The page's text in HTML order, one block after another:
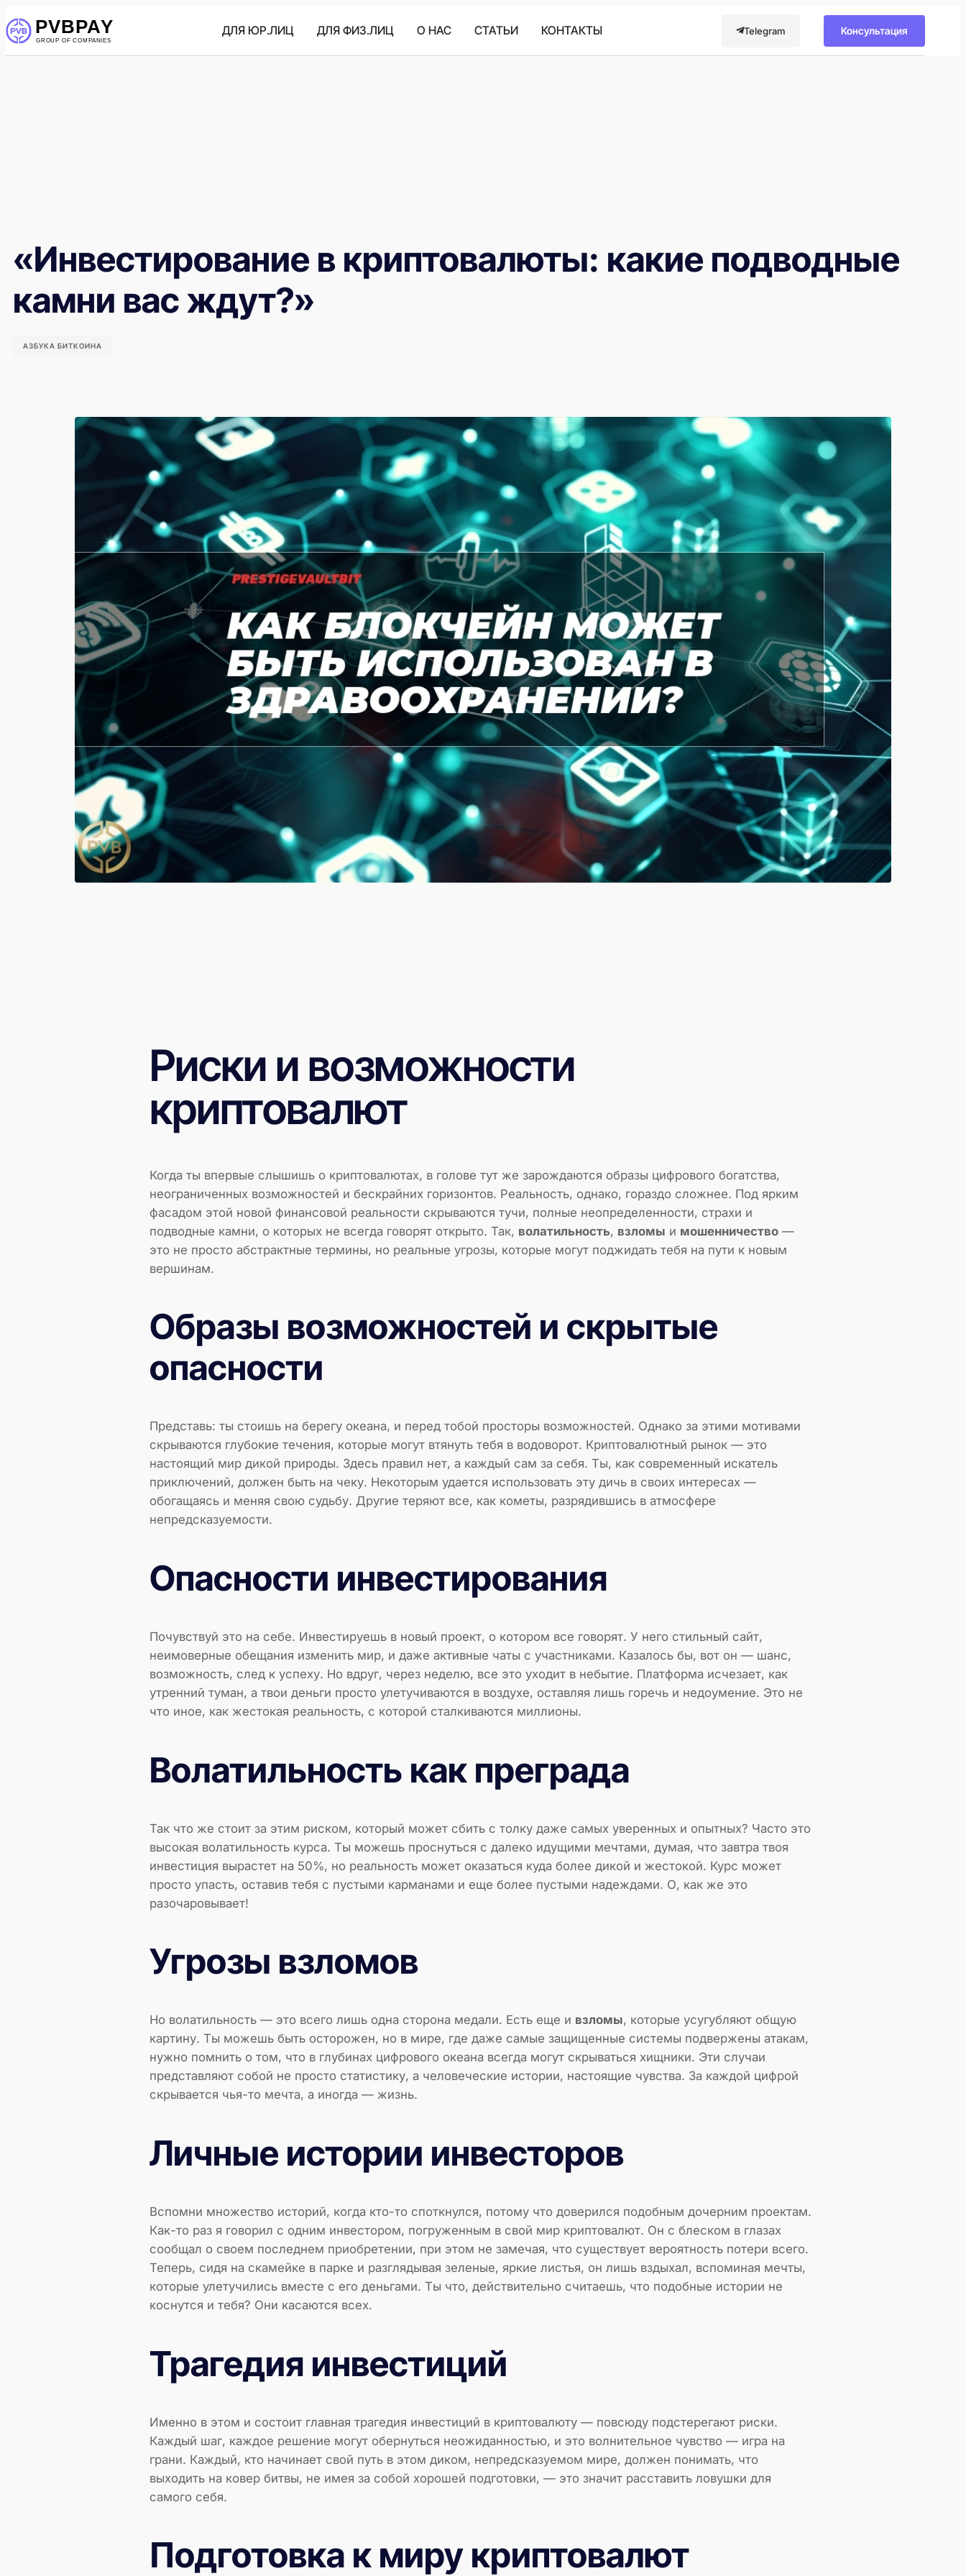
ДЛЯ ЮР.ЛИЦ ДЛЯ ФИЗ.ЛИЦ O HAC СТАТЬИ КОНТАКТЫ Telegram Консультация
«Инвестирование в криптовалюты: какие подводные
камни вас ждут?»
АЗБУКА БИТКОИНА
Риски и возможности
криптовалют
Когда ты впервые слышишь о криптовалютах, в голове тут же зарождаются образы цифрового богатства,
неограниченных возможностей и бескрайних горизонтов. Реальность, однако, гораздо сложнее. Под ярким
фасадом этой новой финансовой реальности скрываются тучи, полные неопределенности, страхи и
подводные камни, о которых не всегда говорят открыто. Так, волатильность, взломы и мошенничество —
это не просто абстрактные термины, но реальные угрозы, которые могут поджидать тебя на пути к новым
вершинам.
Образы возможностей и скрытые
опасности
Представь: ты стоишь на берегу океана, и перед тобой просторы возможностей. Однако за этими мотивами
скрываются глубокие течения, которые могут втянуть тебя в водоворот. Криптовалютный рынок — это
настоящий мир дикой природы. Здесь правил нет, а каждый сам за себя. Ты, как современный искатель
приключений, должен быть на чеку. Некоторым удается использовать эту дичь в своих интересах —
обогащаясь и меняя свою судьбу. Другие теряют все, как кометы, разрядившись в атмосфере
непредсказуемости.
Опасности инвестирования
Почувствуй это на себе. Инвестируешь в новый проект, о котором все говорят. У него стильный сайт,
неимоверные обещания изменить мир, и даже активные чаты с участниками. Казалось бы, вот он — шанс,
возможность, след к успеху. Но вдруг, через неделю, все это уходит в небытие. Платформа исчезает, как
утренний туман, а твои деньги просто улетучиваются в воздухе, оставляя лишь горечь и недоумение. Это не
что иное, как жестокая реальность, с которой сталкиваются миллионы.
Волатильность как преграда
Так что же стоит за этим риском, который может сбить с толку даже самых уверенных и опытных? Часто это
высокая волатильность курса. Ты можешь проснуться с далеко идущими мечтами, думая, что завтра твоя
инвестиция вырастет на 50%, но реальность может оказаться куда более дикой и жестокой. Курс может
просто упасть, оставив тебя с пустыми карманами и еще более пустыми надеждами. О, как же это
разочаровывает!
Угрозы взломов
Но волатильность — это всего лишь одна сторона медали. Есть еще и взломы, которые усугубляют общую
картину. Ты можешь быть осторожен, но в мире, где даже самые защищенные системы подвержены атакам,
нужно помнить о том, что в глубинах цифрового океана всегда могут скрываться хищники. Эти случаи
представляют собой не просто статистику, а человеческие истории, настоящие чувства. За каждой цифрой
скрывается чья-то мечта, а иногда — жизнь.
Личные истории инвесторов
Вспомни множество историй, когда кто-то споткнулся, потому что доверился подобным дочерним проектам.
Как-то раз я говорил с одним инвестором, погруженным в свой мир криптовалют. Он с блеском в глазах
сообщал о своем последнем приобретении, при этом не замечая, что существует вероятность потери всего.
Теперь, сидя на скамейке в парке и разглядывая зеленые, яркие листья, он лишь вздыхал, вспоминая мечты,
которые улетучились вместе с его деньгами. Ты что, действительно считаешь, что подобные истории не
коснутся и тебя? Они касаются всех.
Трагедия инвестиций
Именно в этом и состоит главная трагедия инвестиций в криптовалюту — повсюду подстерегают риски.
Каждый шаг, каждое решение могут обернуться неожиданностью, и это волнительное чувство — игра на
грани. Каждый, кто начинает свой путь в этом диком, непредсказуемом мире, должен понимать, что
выходить на ковер битвы, не имея за собой хорошей подготовки, — это значит расставить ловушки для
самого себя.
Подготовка к миру криптовалют